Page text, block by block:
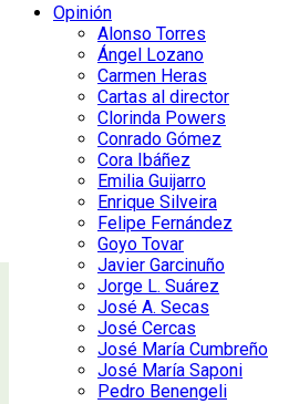
Opinión
Alonso Torres
Ángel Lozano
Carmen Heras
Cartas al director
Clorinda Powers
Conrado Gómez
Cora Ibáñez
Emilia Guijarro
Enrique Silveira
Felipe Fernández
Goyo Tovar
Javier Garcinuño
Jorge L. Suárez
José A. Secas
José Cercas
José María Cumbreño
José María Saponi
Pedro Benengeli